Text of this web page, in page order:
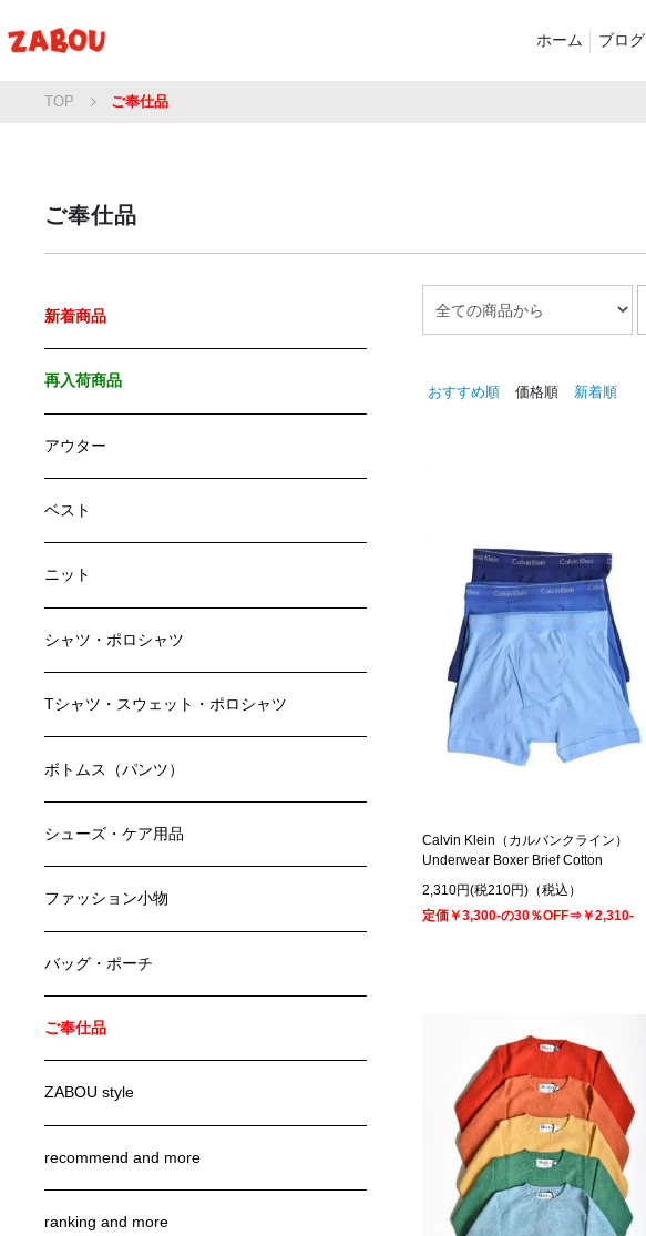
ホーム ブログ
TOP ご奉仕品
ご奉仕品
おすすめ順 価格順 新着順
Calvin Klein（カルバンクライン）
Underwear Boxer Brief Cotton
2,310円(税210円)（税込）
定価￥3,300-の30％OFF⇒￥2,310-
新着商品
再入荷商品
アウター
ベスト
ニット
シャツ・ポロシャツ
Tシャツ・スウェット・ポロシャツ
ボトムス（パンツ）
シューズ・ケア用品
ファッション小物
バッグ・ポーチ
ご奉仕品
ZABOU style
recommend and more
ranking and more